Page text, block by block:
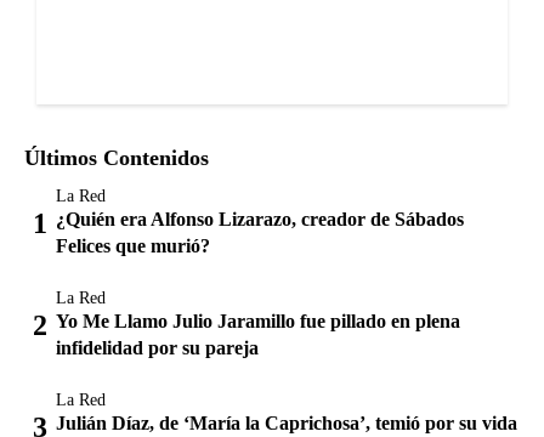
Últimos Contenidos
La Red
¿Quién era Alfonso Lizarazo, creador de Sábados
Felices que murió?
La Red
Yo Me Llamo Julio Jaramillo fue pillado en plena
infidelidad por su pareja
La Red
Julián Díaz, de ‘María la Caprichosa’, temió por su vida